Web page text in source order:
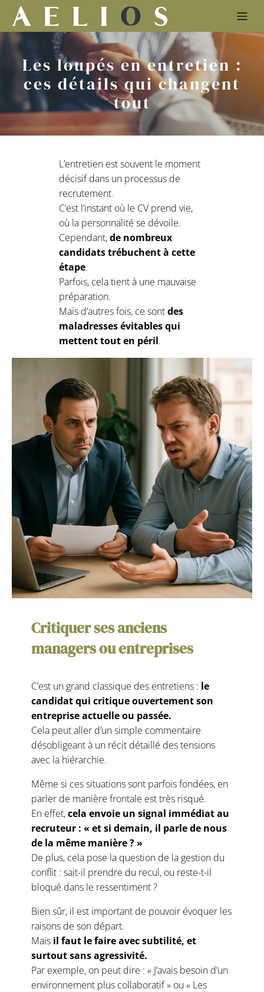
Les loupés en entretien :
ces détails qui changent
tout
L’entretien est souvent le moment
décisif dans un processus de
recrutement.
C’est l’instant où le CV prend vie,
où la personnalité se dévoile.
Cependant,de nombreux
candidats trébuchent à cette
étape.
Parfois, cela tient à une mauvaise
préparation.
Mais d’autres fois, ce sontdes
maladresses évitables qui
mettent tout en péril.
Critiquer ses anciens
managers ou entreprises
C’est un grand classique des entretiens : le
candidat qui critique ouvertement son
entreprise actuelle ou passée.
Cela peut aller d’un simple commentaire
désobligeant à un récit détaillé des tensions
avec la hiérarchie.
Même si ces situations sont parfois fondées, en
parler de manière frontale est très risqué.
En effet,cela envoie un signal immédiat au
recruteur : « et si demain, il parle de nous
de la même manière ? »
De plus, cela pose la question de la gestion du
conflit : sait-il prendre du recul, ou reste-t-il
bloqué dans le ressentiment ?
Bien sûr, il est important de pouvoir évoquer les
raisons de son départ.
Maisil faut le faire avec subtilité, et
surtout sans agressivité.
Par exemple, on peut dire : « J’avais besoin d’un
environnement plus collaboratif » ou « Les